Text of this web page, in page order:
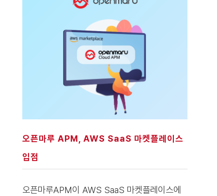
오픈마루 APM, AWS SaaS 마켓플레이스
입점
오픈마루APM이 AWS SaaS 마켓플레이스에